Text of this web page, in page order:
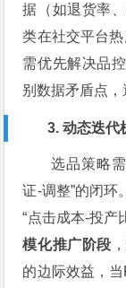
据（如退货率
类在社交平台
需优先解决品
别数据矛盾点，
3. 动态迭代
选品策略
证-调整”的闭环。
“点击成本-投产
模化推广阶段
的边际效益，